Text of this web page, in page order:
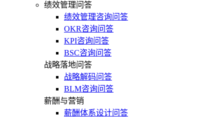
绩效管理问答
绩效管理咨询问答
OKR咨询问答
KPI咨询问答
BSC咨询问答
战略落地问答
战略解码问答
BLM咨询问答
薪酬与营销
薪酬体系设计问答